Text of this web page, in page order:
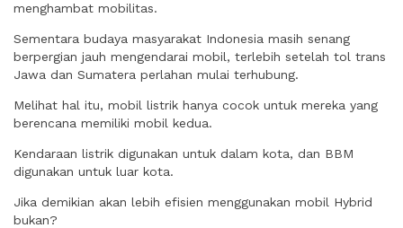
menghambat mobilitas.
Sementara budaya masyarakat Indonesia masih senang
berpergian jauh mengendarai mobil, terlebih setelah tol trans
Jawa dan Sumatera perlahan mulai terhubung.
Melihat hal itu, mobil listrik hanya cocok untuk mereka yang
berencana memiliki mobil kedua.
Kendaraan listrik digunakan untuk dalam kota, dan BBM
digunakan untuk luar kota.
Jika demikian akan lebih efisien menggunakan mobil Hybrid
bukan?